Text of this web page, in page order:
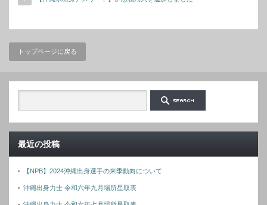
トップページに戻る
最近の投稿
【NPB】2024沖縄出身選手の来季動向について
沖縄出身力士 令和六年九月場所星取表